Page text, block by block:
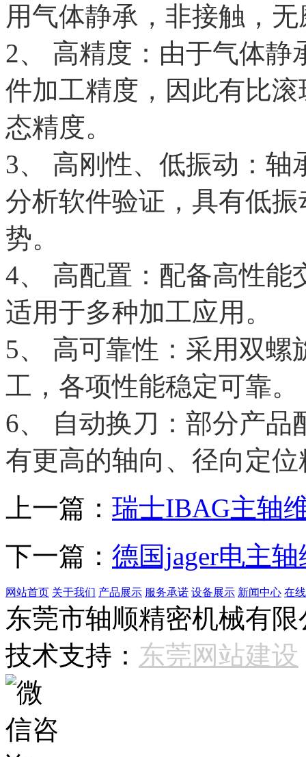
用气体静承，非接触，
2、 高精度：由于气体静
件加工精度，因此有比
态精度。
3、 高刚性、低振动：
分析软件验证，具有低
势。
4、 高配置：配备高性能
适用于多种加工应用。
5、 高可靠性：采用双
工，各项性能稳定可靠。
6、 自动换刀：部分产品
有更高的轴向、径向定
上一篇： 瑞士IBAG主轴
下一篇： 德国jager电主
网站首页 关于我们 产品展示 服务承诺 设备展示 新闻中心 在
东莞市轴顺精密机械有
技术支持： 东莞网站建设